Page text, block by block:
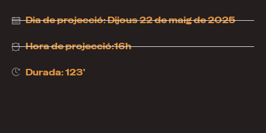
Dia de projecció:Dijous 22 de maig de 2025
Hora de projecció:16h
Durada: 123'